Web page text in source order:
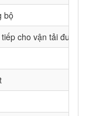
bộ
cho vận tải đường